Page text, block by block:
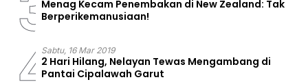
Menag Kecam Penembakan di New Zealand: Tak
Berperikemanusiaan!
Sabtu, 16 Mar 2019
2 Hari Hilang, Nelayan Tewas Mengambang di
Pantai Cipalawah Garut